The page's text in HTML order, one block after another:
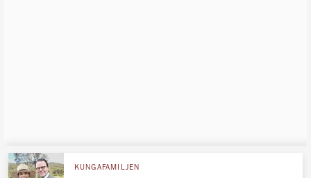
KUNGAFAMILJEN